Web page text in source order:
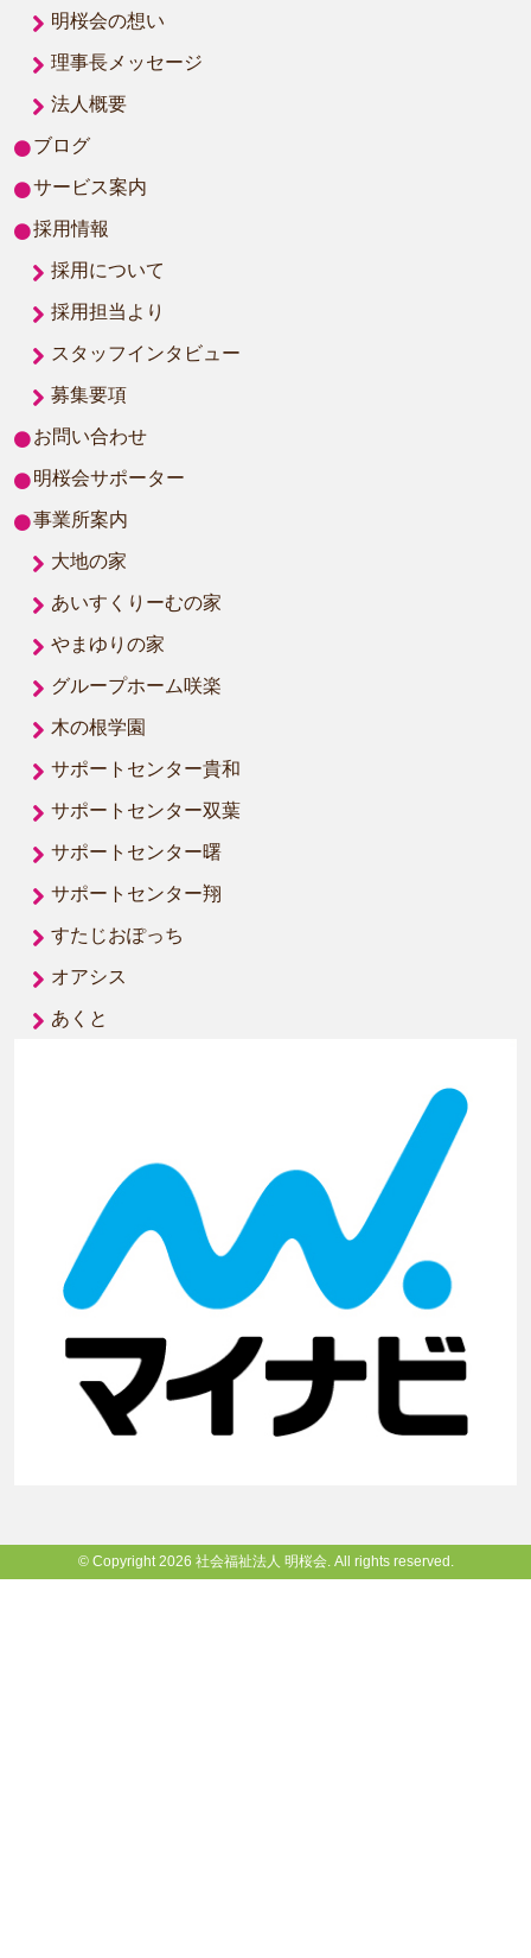
明桜会の想い
理事長メッセージ
法人概要
ブログ
サービス案内
採用情報
採用について
採用担当より
スタッフインタビュー
募集要項
お問い合わせ
明桜会サポーター
事業所案内
大地の家
あいすくりーむの家
やまゆりの家
グループホーム咲楽
木の根学園
サポートセンター貴和
サポートセンター双葉
サポートセンター曙
サポートセンター翔
すたじおぽっち
オアシス
あくと
© Copyright 2026 社会福祉法人 明桜会. All rights reserved.